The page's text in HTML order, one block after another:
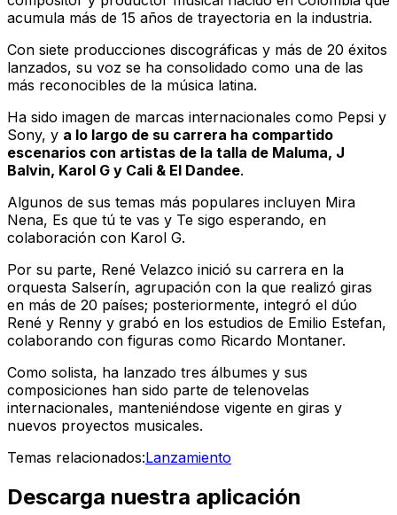
acumula más de 15 años de trayectoria en la industria.
Con siete producciones discográficas y más de 20 éxitos
lanzados, su voz se ha consolidado como una de las
más reconocibles de la música latina.
Ha sido imagen de marcas internacionales como Pepsi y
Sony, y a lo largo de su carrera ha compartido
escenarios con artistas de la talla de Maluma, J
Balvin, Karol G y Cali & El Dandee.
Algunos de sus temas más populares incluyen Mira
Nena, Es que tú te vas y Te sigo esperando, en
colaboración con Karol G.
Por su parte, René Velazco inició su carrera en la
orquesta Salserín, agrupación con la que realizó giras
en más de 20 países; posteriormente, integró el dúo
René y Renny y grabó en los estudios de Emilio Estefan,
colaborando con figuras como Ricardo Montaner.
Como solista, ha lanzado tres álbumes y sus
composiciones han sido parte de telenovelas
internacionales, manteniéndose vigente en giras y
nuevos proyectos musicales.
Temas relacionados:Lanzamiento
Descarga nuestra aplicación